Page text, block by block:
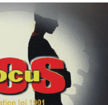
est le soutien aux victimes d'adultère.
pour traverser une situation